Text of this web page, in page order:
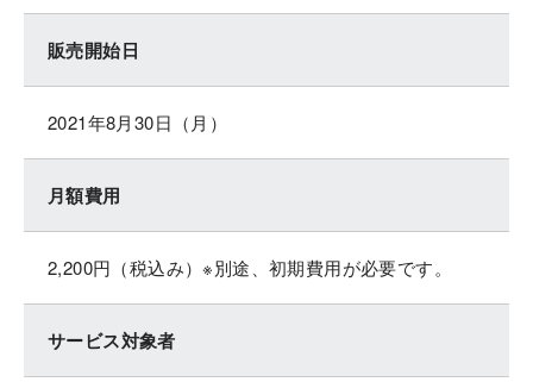
販売開始日
2021年8月30日（月）
月額費用
2,200円（税込み）※別途、初期費用が必要です。
サービス対象者